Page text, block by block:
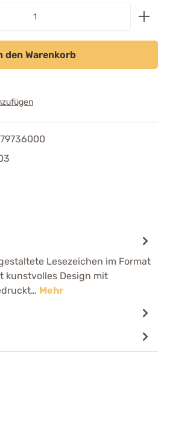
den Warenkorb
Lesezeichen im Format
kunstvolles Design mit
Mehr